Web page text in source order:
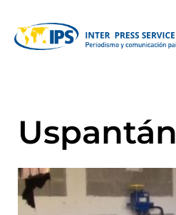
Uspantán